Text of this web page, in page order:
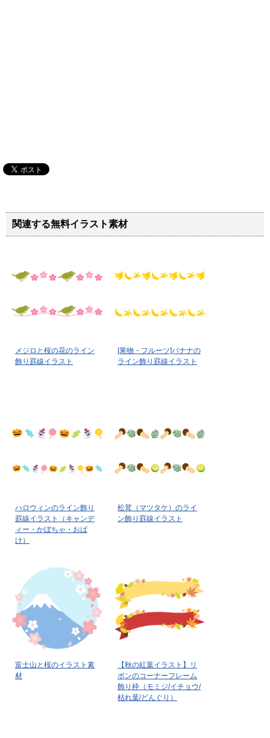
関連する無料イラスト素材
メジロと桜の花のライン
飾り罫線イラスト
[果物・フルーツ]バナナの
ライン飾り罫線イラスト
ハロウィンのライン飾り
罫線イラスト（キャンデ
ィー・かぼちゃ・おば
け）
松茸（マツタケ）のライ
ン飾り罫線イラスト
富士山と桜のイラスト素
材
【秋の紅葉イラスト】リ
ボンのコーナーフレーム
飾り枠（モミジ/イチョウ/
枯れ葉/どんぐり）